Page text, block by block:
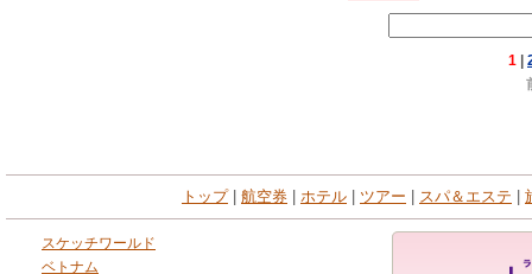
1
トップ| 航空券 ホテル ツアー スパ＆エステ
スケッチワールド
ベトナム